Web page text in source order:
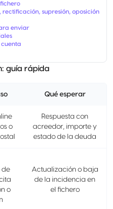
rectificación, supresión, oposición
enviar
cuenta
guía rápida
Qué esperar
o
Respuesta con
acreedor, importe y
estado de la deuda
de
o
Actualización o baja
de la incidencia en
el fichero